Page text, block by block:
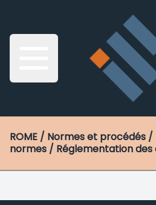
ROME / Normes et procédés /
normes / Réglementation des